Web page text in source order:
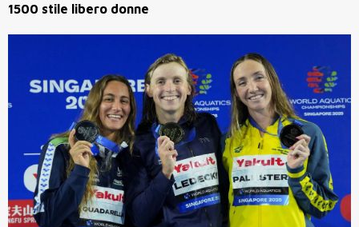
1500 stile libero donne